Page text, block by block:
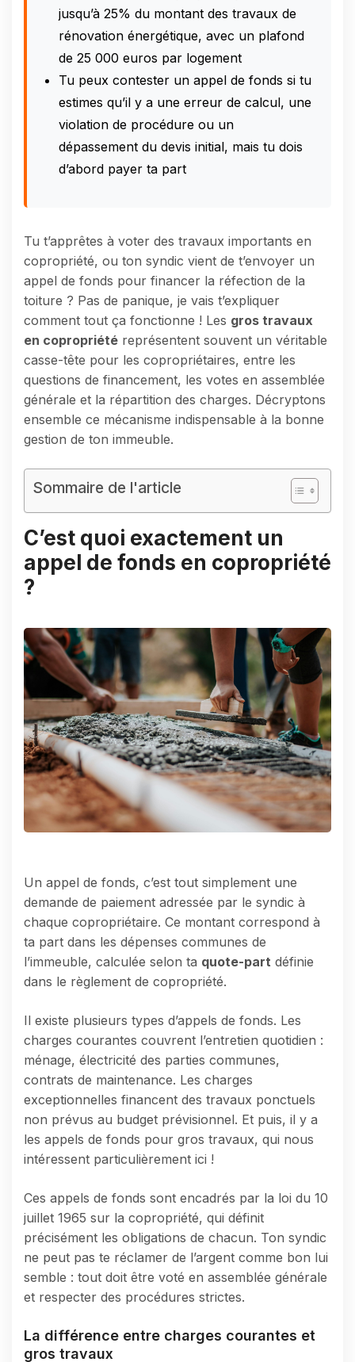
jusqu’à 25% du montant des travaux de
rénovation énergétique, avec un plafond
de 25 000 euros par logement
Tu peux contester un appel de fonds si tu
estimes qu’il y a une erreur de calcul, une
violation de procédure ou un
dépassement du devis initial, mais tu dois
d’abord payer ta part
Tu t’apprêtes à voter des travaux importants en
copropriété, ou ton syndic vient de t’envoyer un
appel de fonds pour financer la réfection de la
toiture ? Pas de panique, je vais t’expliquer
comment tout ça fonctionne ! Les gros travaux
en copropriété représentent souvent un véritable
casse-tête pour les copropriétaires, entre les
questions de financement, les votes en assemblée
générale et la répartition des charges. Décryptons
ensemble ce mécanisme indispensable à la bonne
gestion de ton immeuble.
Sommaire de l'article
C’est quoi exactement un
appel de fonds en copropriété
?
Un appel de fonds, c’est tout simplement une
demande de paiement adressée par le syndic à
chaque copropriétaire. Ce montant correspond à
ta part dans les dépenses communes de
l’immeuble, calculée selon ta quote-part définie
dans le règlement de copropriété.
Il existe plusieurs types d’appels de fonds. Les
charges courantes couvrent l’entretien quotidien :
ménage, électricité des parties communes,
contrats de maintenance. Les charges
exceptionnelles financent des travaux ponctuels
non prévus au budget prévisionnel. Et puis, il y a
les appels de fonds pour gros travaux, qui nous
intéressent particulièrement ici !
Ces appels de fonds sont encadrés par la loi du 10
juillet 1965 sur la copropriété, qui définit
précisément les obligations de chacun. Ton syndic
ne peut pas te réclamer de l’argent comme bon lui
semble : tout doit être voté en assemblée générale
et respecter des procédures strictes.
La différence entre charges courantes et
gros travaux